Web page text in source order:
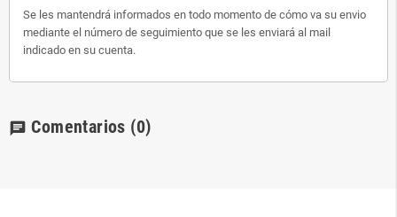
Se les mantendrá informados en todo momento de cómo va su envio
mediante el número de seguimiento que se les enviará al mail
indicado en su cuenta.
chat Comentarios (0)